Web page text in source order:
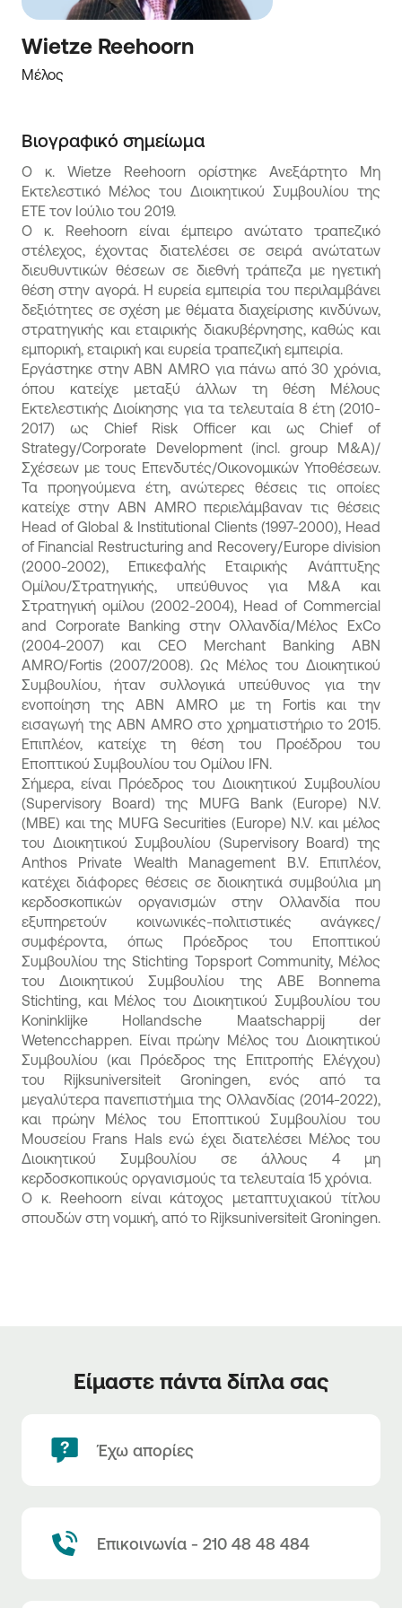
Wietze Reehoorn
Μέλος
Βιογραφικό σημείωμα
Ο κ. Wietze Reehoorn ορίστηκε Ανεξάρτητο Μη
Εκτελεστικό Μέλος του Διοικητικού Συμβουλίου της
ΕΤΕ τον Ιούλιο του 2019.
Ο κ. Reehoorn είναι έμπειρο ανώτατο τραπεζικό
στέλεχος, έχοντας διατελέσει σε σειρά ανώτατων
διευθυντικών θέσεων σε διεθνή τράπεζα με ηγετική
θέση στην αγορά. Η ευρεία εμπειρία του περιλαμβάνει
δεξιότητες σε σχέση με θέματα διαχείρισης κινδύνων,
στρατηγικής και εταιρικής διακυβέρνησης, καθώς και
εμπορική, εταιρική και ευρεία τραπεζική εμπειρία.
Εργάστηκε στην ABN AMRO για πάνω από 30 χρόνια,
όπου κατείχε μεταξύ άλλων τη θέση Μέλους
Εκτελεστικής Διοίκησης για τα τελευταία 8 έτη (2010-
2017) ως Chief Risk Officer και ως Chief of
Strategy/Corporate Development (incl. group M&A)/
Σχέσεων με τους Επενδυτές/Οικονομικών Υποθέσεων.
Τα προηγούμενα έτη, ανώτερες θέσεις τις οποίες
κατείχε στην ABN AMRO περιελάμβαναν τις θέσεις
Head of Global & Institutional Clients (1997-2000), Head
of Financial Restructuring and Recovery/Europe division
(2000-2002), Επικεφαλής Εταιρικής Ανάπτυξης
Ομίλου/Στρατηγικής, υπεύθυνος για M&A και
Στρατηγική ομίλου (2002-2004), Head of Commercial
and Corporate Banking στην Ολλανδία/Μέλος ExCo
(2004-2007) και CEO Merchant Banking ABN
AMRO/Fortis (2007/2008). Ως Μέλος του Διοικητικού
Συμβουλίου, ήταν συλλογικά υπεύθυνος για την
ενοποίηση της ABN AMRO με τη Fortis και την
εισαγωγή της ABN AMRO στο χρηματιστήριο το 2015.
Επιπλέον, κατείχε τη θέση του Προέδρου του
Εποπτικού Συμβουλίου του Ομίλου IFN.
Σήμερα, είναι Πρόεδρος του Διοικητικού Συμβουλίου
(Supervisory Board) της MUFG Bank (Europe) N.V.
(MBE) και της MUFG Securities (Europe) N.V. και μέλος
του Διοικητικού Συμβουλίου (Supervisory Board) της
Anthos Private Wealth Management B.V. Επιπλέον,
κατέχει διάφορες θέσεις σε διοικητικά συμβούλια μη
κερδοσκοπικών οργανισμών στην Ολλανδία που
εξυπηρετούν κοινωνικές-πολιτιστικές ανάγκες/
συμφέροντα, όπως Πρόεδρος του Εποπτικού
Συμβουλίου της Stichting Topsport Community, Μέλος
του Διοικητικού Συμβουλίου της ABE Bonnema
Stichting, και Μέλος του Διοικητικού Συμβουλίου του
Koninklijke Hollandsche Maatschappij der
Wetencchappen. Είναι πρώην Μέλος του Διοικητικού
Συμβουλίου (και Πρόεδρος της Επιτροπής Ελέγχου)
του Rijksuniversiteit Groningen, ενός από τα
μεγαλύτερα πανεπιστήμια της Ολλανδίας (2014-2022),
και πρώην Μέλος του Εποπτικού Συμβουλίου του
Μουσείου Frans Hals ενώ έχει διατελέσει Μέλος του
Διοικητικού Συμβουλίου σε άλλους 4 μη
κερδοσκοπικούς οργανισμούς τα τελευταία 15 χρόνια.
Ο κ. Reehoorn είναι κάτοχος μεταπτυχιακού τίτλου
σπουδών στη νομική, από το Rijksuniversiteit Groningen.
Είμαστε πάντα δίπλα σας
Έχω απορίες
Επικοινωνία - 210 48 48 484